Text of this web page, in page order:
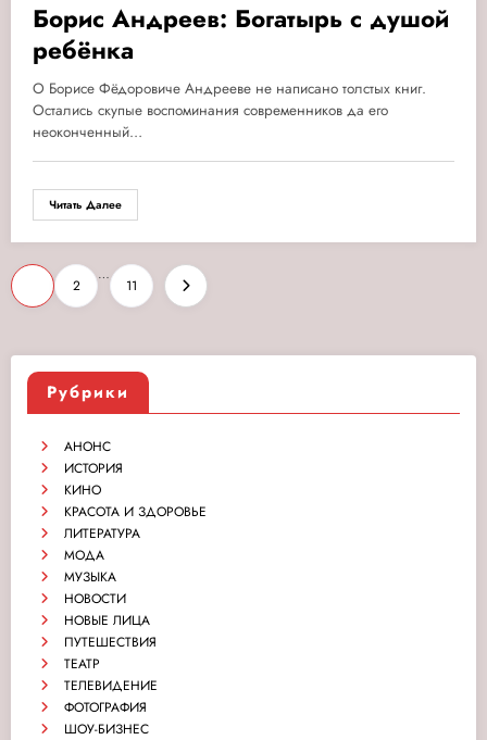
Борис Андреев: Богатырь с душой
ребёнка
О Борисе Фёдоровиче Андрееве не написано толстых книг.
Остались скупые воспоминания современников да его
неоконченный…
Читать Далее
Пагинация
записей
2
…
11
Рубрики
АНОНС
ИСТОРИЯ
КИНО
КРАСОТА И ЗДОРОВЬЕ
ЛИТЕРАТУРА
МОДА
МУЗЫКА
НОВОСТИ
НОВЫЕ ЛИЦА
ПУТЕШЕСТВИЯ
ТЕАТР
ТЕЛЕВИДЕНИЕ
ФОТОГРАФИЯ
ШОУ-БИЗНЕС